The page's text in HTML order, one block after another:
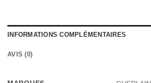
INFORMATIONS COMPLÉMENTAIRES
AVIS (0)